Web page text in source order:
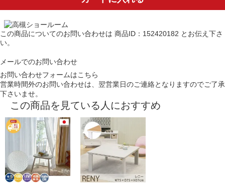
この商品についてのお問い合わせは 商品ID：152420182 とお伝え下さ
い。
メールでのお問い合わせ
お問い合わせフォームはこちら
営業時間外のお問い合わせは、翌営業日のご連絡となりますのでご了承
下さいませ。
この商品を見ている人におすすめ